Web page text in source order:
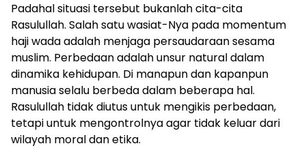
Padahal situasi tersebut bukanlah cita-cita
Rasulullah. Salah satu wasiat-Nya pada momentum
haji wada adalah menjaga persaudaraan sesama
muslim. Perbedaan adalah unsur natural dalam
dinamika kehidupan. Di manapun dan kapanpun
manusia selalu berbeda dalam beberapa hal.
Rasulullah tidak diutus untuk mengikis perbedaan,
tetapi untuk mengontrolnya agar tidak keluar dari
wilayah moral dan etika.